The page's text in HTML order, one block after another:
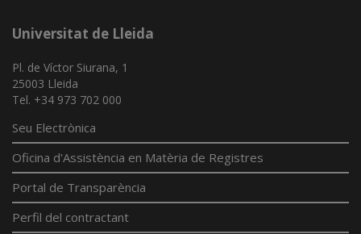
Universitat de Lleida
Pl. de Víctor Siurana, 1
25003 Lleida
Tel. +34 973 702 000
Seu Electrònica
Oficina d'Assistència en Matèria de Registres
Portal de Transparència
Perfil del contractant